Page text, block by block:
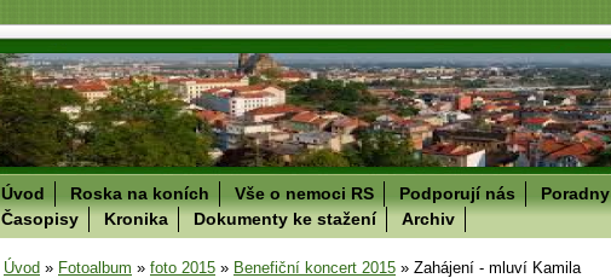
Úvod Roska na koních Vše o nemoci RS Podporují nás Poradny
Časopisy
Kronika Dokumenty ke stažení Archiv
Úvod » Fotoalbum » foto 2015 » Benefiční koncert 2015 » Zahájení - mluví Kamila